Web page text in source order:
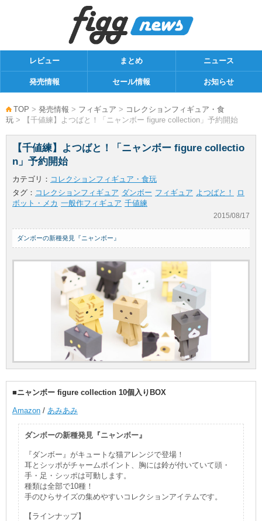
レビュー まとめ ニュース
発売情報 セール情報 お知らせ
TOP > 発売情報 > フィギュア > コレクションフィギュア・食
玩 > 【千値練】よつばと！「ニャンボー figure collection」予約開始
【千値練】よつばと！「ニャンボー figure collectio
n」予約開始
カテゴリ： コレクションフィギュア・食玩
タグ： コレクションフィギュア ダンボー フィギュア よつばと！
ロ
ボット・メカ 一般作フィギュア 千値練
2015/08/17
ダンボーの新種発見『ニャンボー』
■ニャンボー figure collection 10個入りBOX
Amazon / あみあみ
ダンボーの新種発見『ニャンボー』
『ダンボー』がキュートな猫アレンジで登場！
耳とシッポがチャームポイント、胸には鈴が付いていて頭・
手・足・シッポは可動します。
種類は全部で10種！
手のひらサイズの集めやすいコレクションアイテムです。
【ラインナップ】